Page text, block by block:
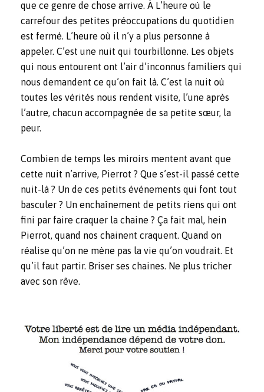
que ce genre de chose arrive. À L’heure où le
carrefour des petites préoccupations du quotidien
est fermé. L’heure où il n’y a plus personne à
appeler. C’est une nuit qui tourbillonne. Les objets
qui nous entourent ont l’air d’inconnus familiers qui
nous demandent ce qu’on fait là. C’est la nuit où
toutes les vérités nous rendent visite, l’une après
l’autre, chacun accompagnée de sa petite sœur, la
peur.
Combien de temps les miroirs mentent avant que
cette nuit n’arrive, Pierrot ? Que s’est-il passé cette
nuit-là ? Un de ces petits événements qui font tout
basculer ? Un enchaînement de petits riens qui ont
fini par faire craquer la chaine ? Ça fait mal, hein
Pierrot, quand nos chainent craquent. Quand on
réalise qu’on ne mène pas la vie qu’on voudrait. Et
qu’il faut partir. Briser ses chaines. Ne plus tricher
avec son rêve.